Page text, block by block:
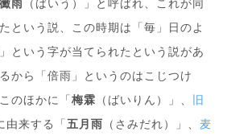
黴雨 （ばいう）」と呼ばれ、これが同
という説、この時期は「毎」日のよ
という字が当てられたという説があ
から「倍雨」というのはこじつけ
のほかに「 梅霖 （ばいりん）」、
旧
由来する「 五月雨 （さみだれ）」、 麦